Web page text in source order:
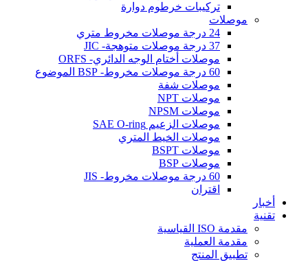
تركيبات خرطوم دوارة
موصلات
24 درجة موصلات مخروط متري
37 درجة موصلات متوهجة- JIC
موصلات أختام الوجه الدائري- ORFS
60 درجة موصلات مخروط- BSP الموضوع
موصلات شفة
موصلات NPT
موصلات NPSM
موصلات الزعيم SAE O-ring
موصلات الخيط المتري
موصلات BSPT
موصلات BSP
60 درجة موصلات مخروط- JIS
اقتران
أخبار
تقنية
مقدمة ISO القياسية
مقدمة العملية
تطبيق المنتج